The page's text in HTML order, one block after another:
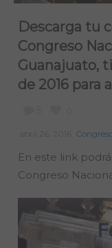
Descarga tu
Congreso
Guanajuato,
de 2016 para
En este link
Congreso